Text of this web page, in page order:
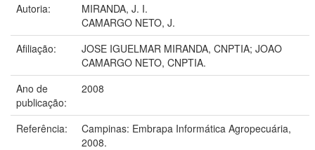
Autoria:
MIRANDA, J. I.
CAMARGO NETO, J.
Afiliação:
JOSE IGUELMAR MIRANDA, CNPTIA; JOAO
CAMARGO NETO, CNPTIA.
Ano de
publicação:
2008
Referência:
Campinas: Embrapa Informática Agropecuária,
2008.